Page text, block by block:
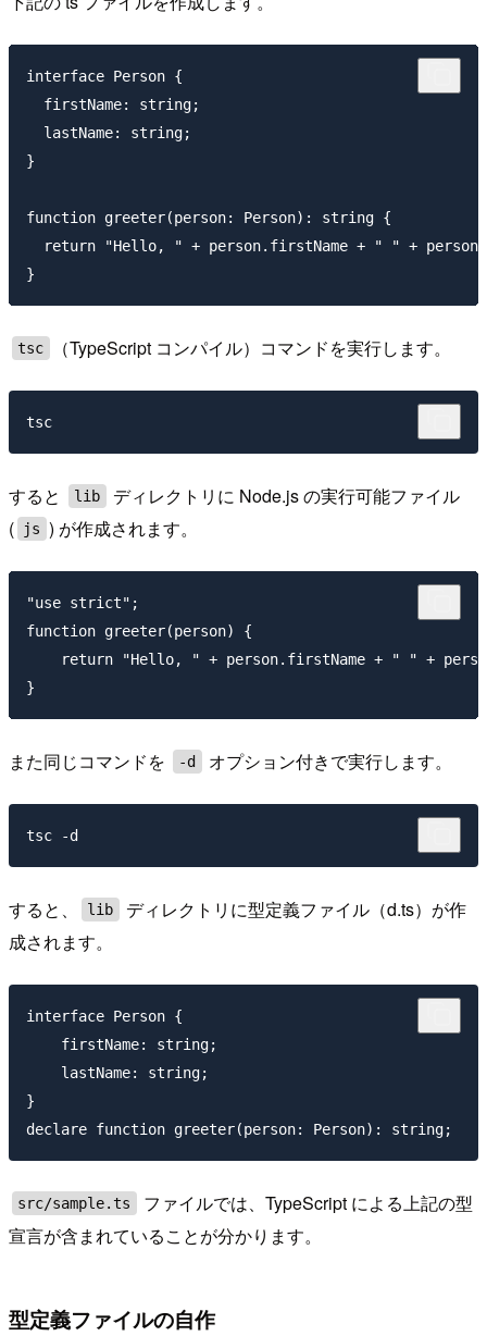
interface Person {
  firstName: string;
  lastName: string;
}
function greeter(person: Person): string {
return "Hello, " + person.firstName + " " +
tsc （TypeScript コンパイル）コマンドを実行します。
すると lib
ディレクトリに Node.js の実行可能ファイル
(
js ) が作成されます。
"use strict";
function greeter(person) {
return "Hello, " + person.firstName + " " +
また同じコマンドを -d オプション付きで実行します。
すると、 lib
ディレクトリに型定義ファイル（d.ts）が作
成されます。
interface Person {
    firstName: string;
    lastName: string;
}
src/sample.ts
ファイルでは、TypeScript による上記の型
宣言が含まれていることが分かります。
型定義ファイルの自作